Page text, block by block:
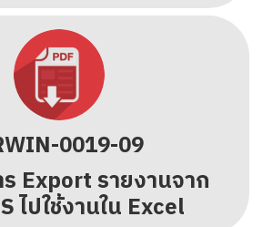
0019-09
Export รายงานจาก
ไปใช้งานใน Excel